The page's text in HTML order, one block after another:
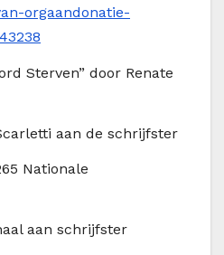
orgaandonatie-
Sterven” door Renate
aan de schrijfster
Nationale
aan schrijfster